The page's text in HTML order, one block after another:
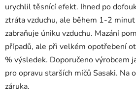
urychlil těsnící efekt. Ihned po
ztráta vzduchu, ale během 1-2
zabraňuje úniku vzduchu. Mazání
případů, ale při velkém opotřebení
% výsledek. Doporučeno výrobcem
pro opravu starších míčů Sasaki. Na
záruka.